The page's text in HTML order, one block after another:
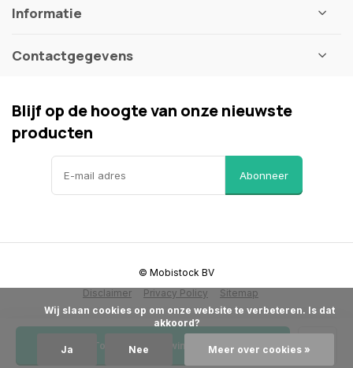
Toevoegen aan winkelwagen
Informatie
Contactgegevens
Blijf op de hoogte van onze nieuwste
producten
Abonneer
Disclaimer Privacy Policy Sitemap
© Mobistock BV
akkoord?
Ja Nee Meer over cookies »